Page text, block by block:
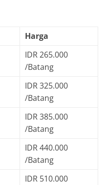
Harga
IDR 265.000
/Batang
IDR 325.000
/Batang
IDR 385.000
/Batang
IDR 440.000
/Batang
IDR 510.000